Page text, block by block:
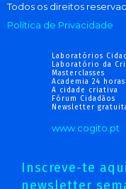
Todos os direitos
Política de Privacidade
Laboratórios
Laboratório da
Masterclasses
Academia 24 horas
A cidade criativa
Fórum Cidadãos
Newsletter
www.cogito.pt
Inscreve-te
newsletter